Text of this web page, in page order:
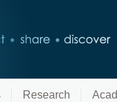
Research